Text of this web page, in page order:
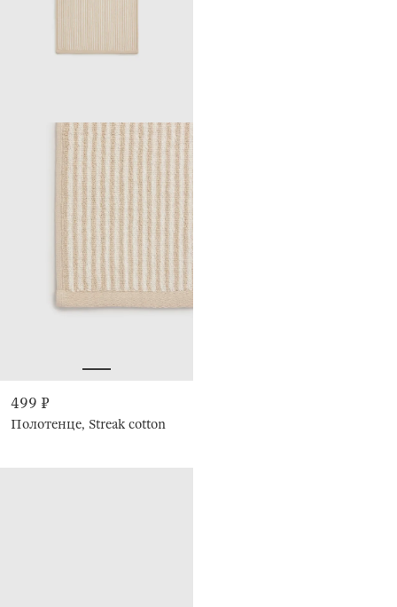
499 ₽
Полотенце, Streak cotton